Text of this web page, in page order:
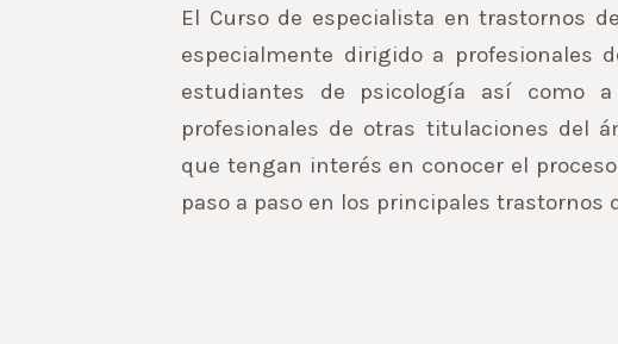
El Curso de especialista en trastornos
especialmente dirigido a profesionales
estudiantes de psicología así como
profesionales de otras titulaciones del
que tengan interés en conocer el
paso a paso en los principales trastornos